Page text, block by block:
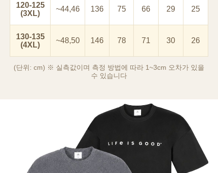
이코 라이프 하
120-125
(3XL)
~44,46 136 75 66 29 25
130-135
(4XL)
~48,50 146 78 71 30 26
(단위: cm) ※ 실측값이며 측정 방법에 따라 1~3cm 오차가 있을
수 있습니다